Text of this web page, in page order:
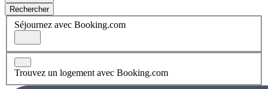
Rechercher
Séjournez avec Booking.com
Trouvez un logement avec Booking.com